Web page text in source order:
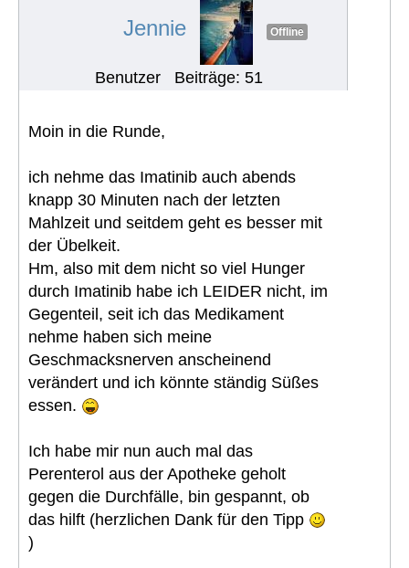
Jennie Offline
Benutzer Beiträge: 51
Moin in die Runde,
ich nehme das Imatinib auch abends
knapp 30 Minuten nach der letzten
Mahlzeit und seitdem geht es besser mit
der Übelkeit.
Hm, also mit dem nicht so viel Hunger
durch Imatinib habe ich LEIDER nicht, im
Gegenteil, seit ich das Medikament
nehme haben sich meine
Geschmacksnerven anscheinend
verändert und ich könnte ständig Süßes
essen.
Ich habe mir nun auch mal das
Perenterol aus der Apotheke geholt
gegen die Durchfälle, bin gespannt, ob
das hilft (herzlichen Dank für den Tipp
)